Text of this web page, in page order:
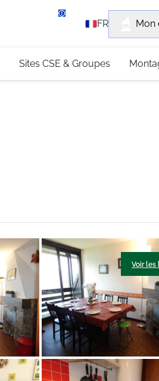
+33 (0)4 79 96 30 69
FR Mon
Sites CSE & Groupes
Voir les